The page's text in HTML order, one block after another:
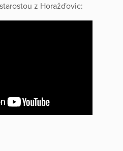
z Horažďovic: